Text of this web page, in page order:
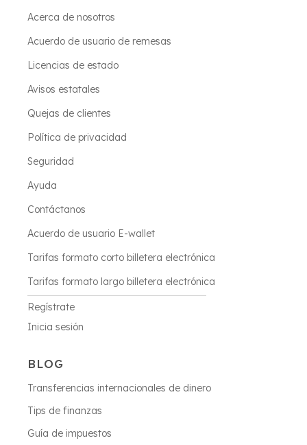
Acerca de nosotros
Acuerdo de usuario de remesas
Licencias de estado
Avisos estatales
Quejas de clientes
Política de privacidad
Seguridad
Ayuda
Contáctanos
Acuerdo de usuario E-wallet
Tarifas formato corto billetera electrónica
Tarifas formato largo billetera electrónica
Regístrate
Inicia sesión
BLOG
Transferencias internacionales de dinero
Tips de finanzas
Guía de impuestos